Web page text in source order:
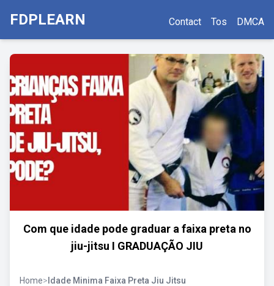
FDPLEARN Contact Tos DMCA
Com que idade pode graduar a faixa preta no
jiu-jitsu I GRADUAÇÃO JIU
Home> Idade Minima Faixa Preta Jiu Jitsu